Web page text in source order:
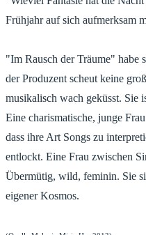
Frühjahr auf sich aufmerksam
"Im Rausch der Träume" habe
der Produzent scheut keine
musikalisch wach geküsst. Sie
Eine charismatische, junge
dass ihre Art Songs zu
entlockt. Eine Frau zwischen
Übermütig, wild, feminin. Sie
eigener Kosmos.